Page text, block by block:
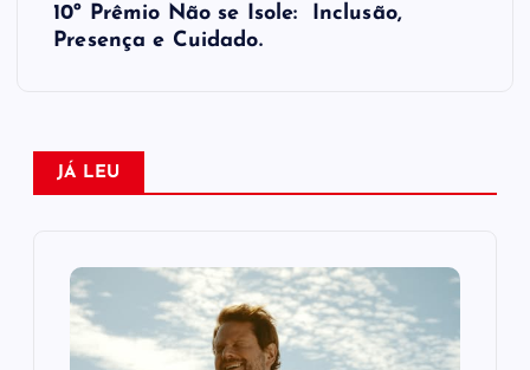
ç
10º Prêmio Não se Isole: Inclusão,
Presença e Cuidado.
JÁ LEU